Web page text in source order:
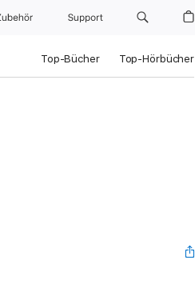
Support
Top-Bücher Top-Hörbücher